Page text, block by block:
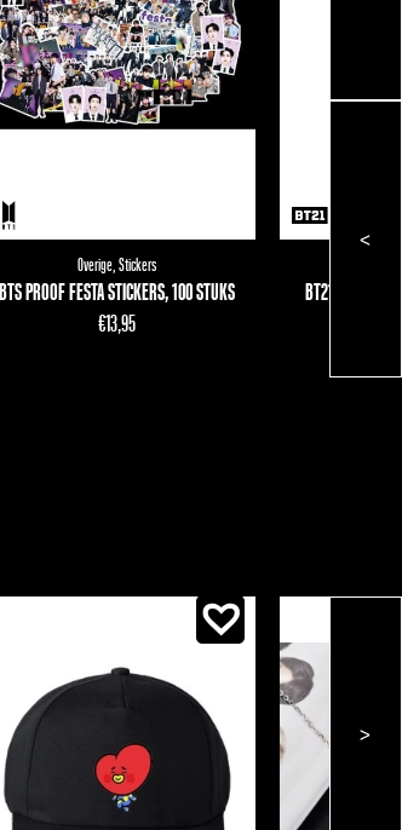
<
Overige ,Stickers
BTS PROOF FESTA STICKERS, 100 STUKS
€13,95
BT21
>